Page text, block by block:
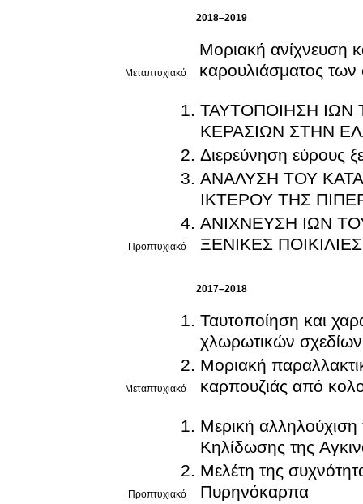
2018–2019
Μεταπτυχιακό
Μοριακή ανίχνευση
καρουλιάσματος
Προπτυχιακό
ΤΑΥΤΟΠΟΙΗΣΗ ΙΩΝ
ΚΕΡΑΣΙΩΝ ΣΤΗΝ
Διερεύνηση εύρους
ΑΝΑΛΥΣΗ ΤΟΥ ΚΑΤΑΣΤΟΛΕΑ ΤΗΣ
ΙΚΤΕΡΟΥ ΤΗΣ
ΑΝΙΧΝΕΥΣΗ ΙΩΝ
ΞΕΝΙΚΕΣ
2017–2018
Μεταπτυχιακό
Ταυτοποίηση και
χλωρωτικών
Μοριακή
καρπουζιάς από
Προπτυχιακό
Μερική αλληλούχιση
Κηλίδωσης της
Μελέτη της
Πυρηνόκαρπα